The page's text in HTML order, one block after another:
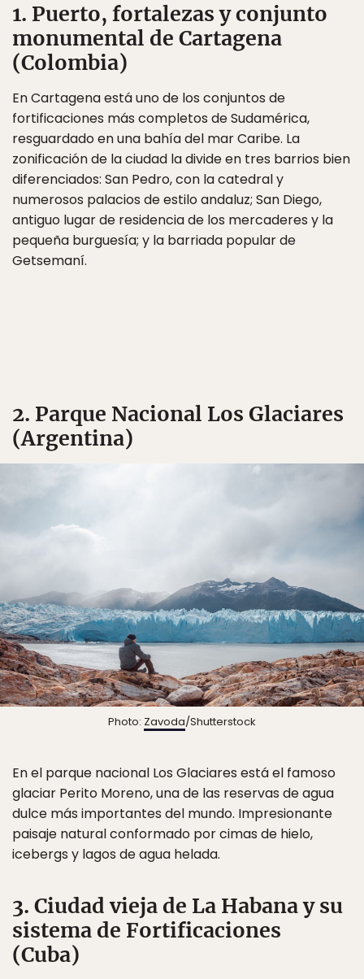
1. Puerto, fortalezas y conjunto
monumental de Cartagena
(Colombia)
En Cartagena está uno de los conjuntos de
fortificaciones más completos de Sudamérica,
resguardado en una bahía del mar Caribe. La
zonificación de la ciudad la divide en tres barrios bien
diferenciados: San Pedro, con la catedral y
numerosos palacios de estilo andaluz; San Diego,
antiguo lugar de residencia de los mercaderes y la
pequeña burguesía; y la barriada popular de
Getsemaní.
2. Parque Nacional Los Glaciares
(Argentina)
Photo: Zavoda/Shutterstock
En el parque nacional Los Glaciares está el famoso
glaciar Perito Moreno, una de las reservas de agua
dulce más importantes del mundo. Impresionante
paisaje natural conformado por cimas de hielo,
icebergs y lagos de agua helada.
3. Ciudad vieja de La Habana y su
sistema de Fortificaciones
(Cuba)